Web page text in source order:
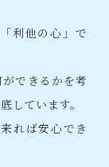
利他の心」で
できるかを考
しています。